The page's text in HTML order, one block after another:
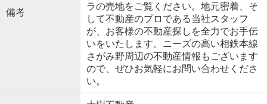
備考
ラの売地をご覧ください。地元密着、そ
して不動産のプロである当社スタッフ
が、お客様の不動産探しを全力でお手伝
いをいたします。ニーズの高い相鉄本線
さがみ野周辺の不動産情報もございます
ので、ぜひお気軽にお問い合わせくださ
い。